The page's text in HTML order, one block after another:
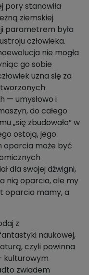
pory stanowiła
ziemskiej
parametrem była
człowieka.
nie mogła
go sobie
uzna się za
— umysłowo i
do całego
„się zbudowało” w
ostoją, jego
może być
dla swojej dźwigni,
nią oparcia, ale my
oparcia mamy, a
z
naukowej,
czyli powinna
kulturowym
zwiadem